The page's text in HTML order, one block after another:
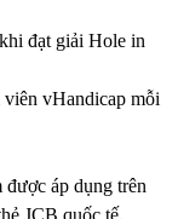
đạt giải Hole in
vHandicap mỗi
áp dụng trên
JCB quốc tế.